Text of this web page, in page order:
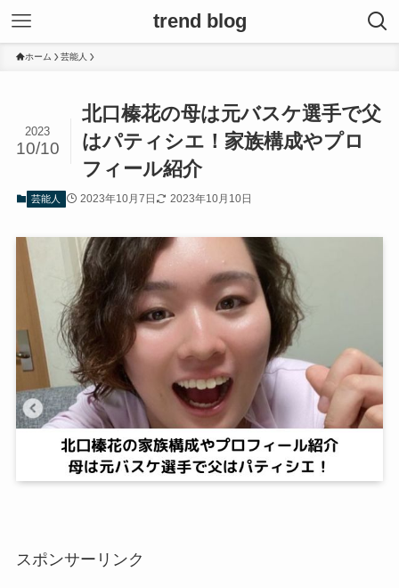
trend blog
ホーム 芸能人
北口榛花の母は元バスケ選手で父
はパティシエ！家族構成やプロ
フィール紹介
2023
10/10
芸能人 2023年10月7日 2023年10月10日
スポンサーリンク